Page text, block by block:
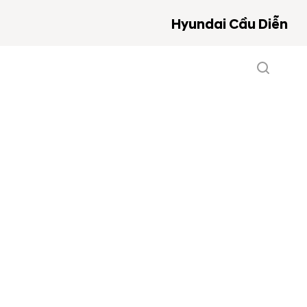
Hyundai Cầu Diễn